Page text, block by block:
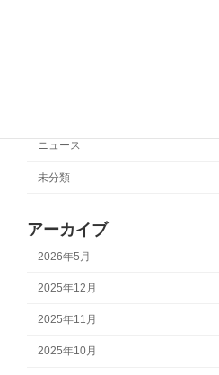
ニュース
未分類
アーカイブ
2026年5月
2025年12月
2025年11月
2025年10月